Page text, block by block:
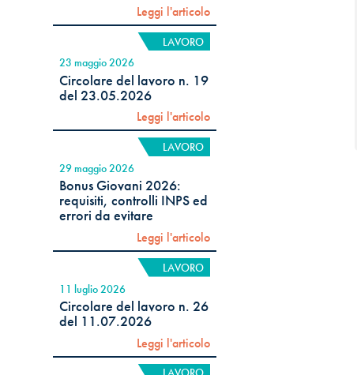
Leggi l'articolo
LAVORO
23 maggio 2026
Circolare del lavoro n. 19
del 23.05.2026
Leggi l'articolo
LAVORO
29 maggio 2026
Bonus Giovani 2026:
requisiti, controlli INPS ed
errori da evitare
Leggi l'articolo
LAVORO
11 luglio 2026
Circolare del lavoro n. 26
del 11.07.2026
Leggi l'articolo